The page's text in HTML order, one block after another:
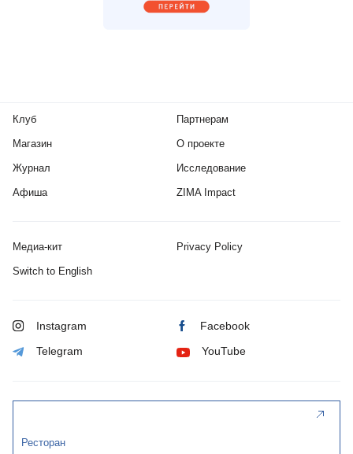
Клуб
Магазин
Журнал
Афиша
Партнерам
О проекте
Исследование
ZIMA Impact
Медиа-кит Privacy Policy
Switch to English
Instagram Facebook
Telegram YouTube
Ресторан